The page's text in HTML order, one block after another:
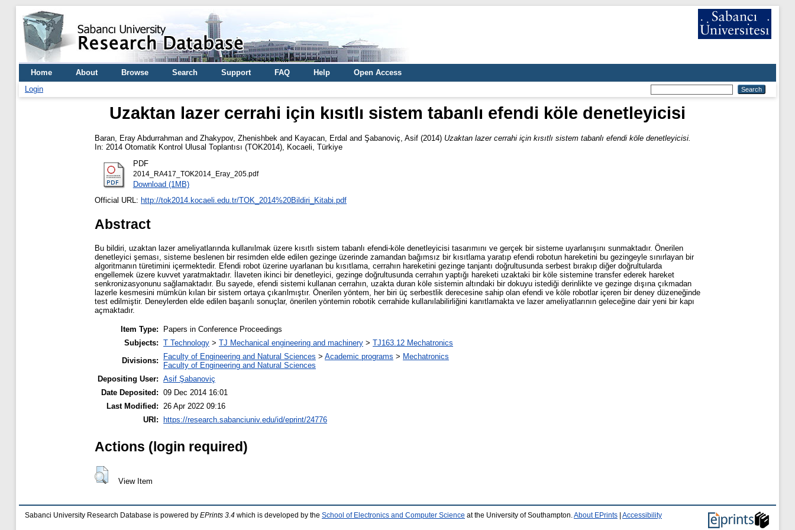
Home About Browse Search Support FAQ Help
Open Access
Login
Uzaktan lazer cerrahi için kısıtlı sistem tabanlı efendi köle denetleyicisi
Baran, Eray Abdurrahman and Zhakypov, Zhenishbek and Kayacan, Erdal and Şabanoviç, Asif (2014) Uzaktan lazer cerrahi için kısıtlı sistem tabanlı efendi köle denetleyicisi.
In: 2014 Otomatik Kontrol Ulusal Toplantısı (TOK2014), Kocaeli, Türkiye
PDF
2014_RA417_TOK2014_Eray_205.pdf
Download (1MB)
Official URL: http://tok2014.kocaeli.edu.tr/TOK_2014%20Bildiri_Kitabi.pdf
Abstract
Bu bildiri, uzaktan lazer ameliyatlarında kullanılmak üzere kısıtlı sistem tabanlı efendi-köle denetleyicisi tasarımını ve gerçek bir sisteme uyarlanışını sunmaktadır. Önerilen
denetleyici şeması, sisteme beslenen bir resimden elde edilen gezinge üzerinde zamandan bağımsız bir kısıtlama yaratıp efendi robotun hareketini bu gezingeyle sınırlayan bir
algoritmanın türetimini içermektedir. Efendi robot üzerine uyarlanan bu kısıtlama, cerrahın hareketini gezinge tanjantı doğrultusunda serbest bırakıp diğer doğrultularda
engellemek üzere kuvvet yaratmaktadır. İlaveten ikinci bir denetleyici, gezinge doğrultusunda cerrahın yaptığı hareketi uzaktaki bir köle sistemine transfer ederek hareket
senkronizasyonunu sağlamaktadır. Bu sayede, efendi sistemi kullanan cerrahın, uzakta duran köle sistemin altındaki bir dokuyu istediği derinlikte ve gezinge dışına çıkmadan
lazerle kesmesini mümkün kılan bir sistem ortaya çıkarılmıştır. Önerilen yöntem, her biri üç serbestlik derecesine sahip olan efendi ve köle robotlar içeren bir deney düzeneğinde
test edilmiştir. Deneylerden elde edilen başarılı sonuçlar, önerilen yöntemin robotik cerrahide kullanılabilirliğini kanıtlamakta ve lazer ameliyatlarının geleceğine dair yeni bir kapı
açmaktadır.
Item Type:
Papers in Conference Proceedings
Subjects: T Technology > TJ Mechanical engineering and machinery > TJ163.12 Mechatronics
Divisions:
Faculty of Engineering and Natural Sciences > Academic programs > Mechatronics
Faculty of Engineering and Natural Sciences
Depositing User: Asif Şabanoviç
Date Deposited: 09 Dec 2014 16:01
Last Modified: 26 Apr 2022 09:16
URI:
https://research.sabanciuniv.edu/id/eprint/24776
Actions (login required)
View Item
Sabanci University Research Database is powered by EPrints 3.4 which is developed by the School of Electronics and Computer Science at the University of Southampton.About EPrints Accessibility